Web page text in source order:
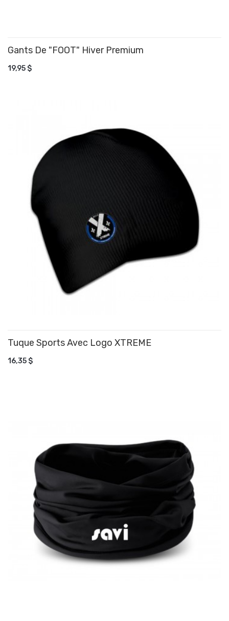
​Gants De "FOOT" Hiver Premium
19,95 $
Tuque Sports Avec Logo XTREME
16,35 $